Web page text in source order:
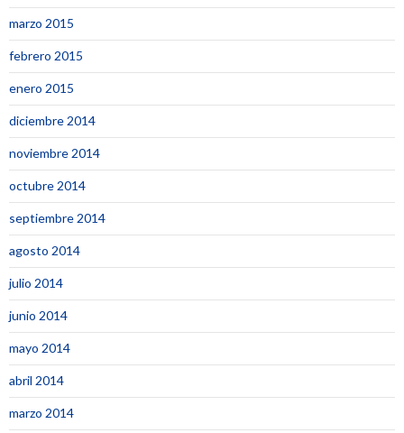
marzo 2015
febrero 2015
enero 2015
diciembre 2014
noviembre 2014
octubre 2014
septiembre 2014
agosto 2014
julio 2014
junio 2014
mayo 2014
abril 2014
marzo 2014